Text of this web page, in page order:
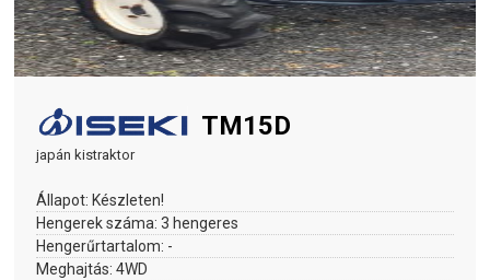
TM15D
japán kistraktor
Állapot: Készleten!
Hengerek száma:3 hengeres
Hengerűrtartalom: -
Meghajtás:4WD